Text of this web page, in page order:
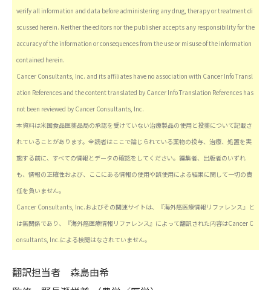
verify all information and data before administering any drug, therapy or treatment di
scussed herein. Neither the editors nor the publisher accepts any responsibility for the
accuracy of the information or consequences from the use or misuse of the information
contained herein.
Cancer Consultants, Inc. and its affiliates have no association with Cancer Info Transl
ation References and the content translated by Cancer Info Translation References has
not been reviewed by Cancer Consultants, Inc.
本資料は米国食品医薬品局の承認を受けていない治療製品の使用と投薬について記載さ
れていることがあります。全読者はここで論じられている薬物の投与、治療、処置を実
施する前に、すべての情報とデータの確認をしてください。編集者、出版者のいずれ
も、情報の正確性および、ここにある情報の使用や誤使用による結果に関して一切の責
任を負いません。
Cancer Consultants, Inc.およびその関連サイトは、『海外癌医療情報リファレンス』と
は無関係であり、『海外癌医療情報リファレンス』によって翻訳された内容はCancer C
onsultants, Inc.による検閲はなされていません。
翻訳担当者 森島由希